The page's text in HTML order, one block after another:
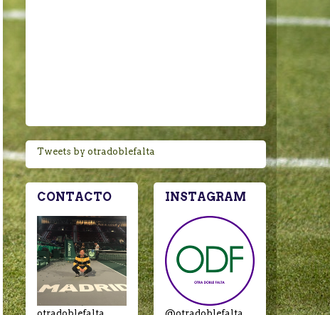
Tweets by otradoblefalta
CONTACTO INSTAGRAM